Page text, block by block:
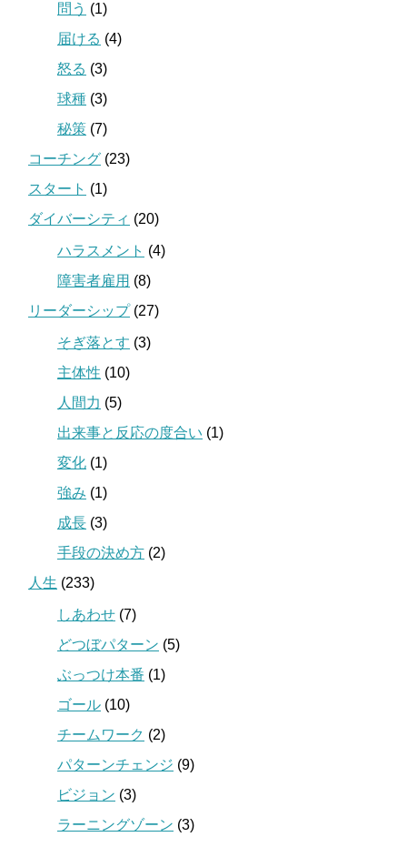
問う (1)
届ける (4)
怒る (3)
球種 (3)
秘策 (7)
コーチング (23)
スタート (1)
ダイバーシティ (20)
ハラスメント (4)
障害者雇用 (8)
リーダーシップ(27)
そぎ落とす (3)
主体性 (10)
人間力 (5)
出来事と反応の度合い (1)
変化 (1)
強み (1)
成長 (3)
手段の決め方 (2)
人生 (233)
しあわせ (7)
どつぼパターン (5)
ぶっつけ本番 (1)
ゴール (10)
チームワーク (2)
パターンチェンジ (9)
ビジョン (3)
ラーニングゾーン (3)